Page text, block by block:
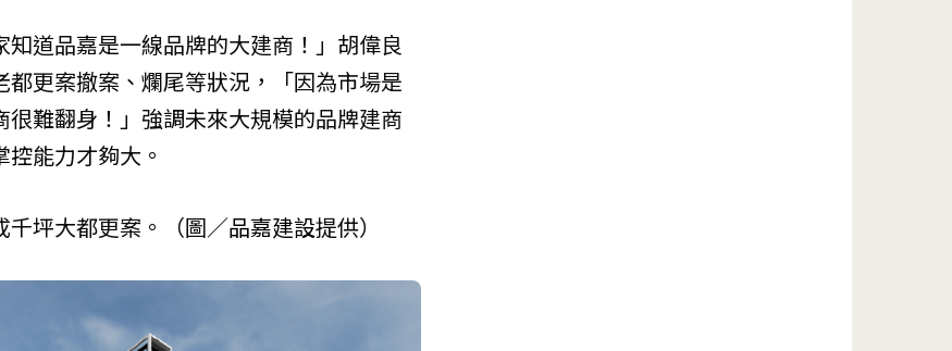
知道品嘉是一線品牌的大建商！」胡偉良
更案撤案、爛尾等狀況，「因為市場是
難翻身！」強調未來大規模的品牌建商
能力才夠大。
坪大都更案。（圖／品嘉建設提供）